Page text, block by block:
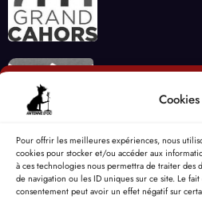
Cookies
Pour offrir les meilleures expériences, nous
cookies pour stocker et/ou accéder aux
à ces technologies nous permettra de traiter
de navigation ou les ID uniques sur ce site. Le
consentement peut avoir un effet négatif sur